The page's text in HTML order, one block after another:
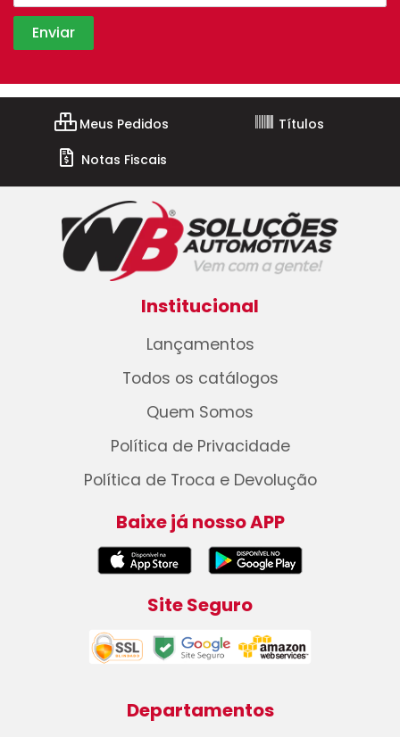
Meus Pedidos
Títulos
Notas Fiscais
Institucional
Lançamentos
Todos os catálogos
Quem Somos
Política de Privacidade
Política de Troca e Devolução
Baixe já nosso APP
Site Seguro
Departamentos